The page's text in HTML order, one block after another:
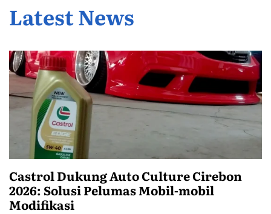
Latest News
Castrol Dukung Auto Culture Cirebon
2026: Solusi Pelumas Mobil-mobil
Modifikasi